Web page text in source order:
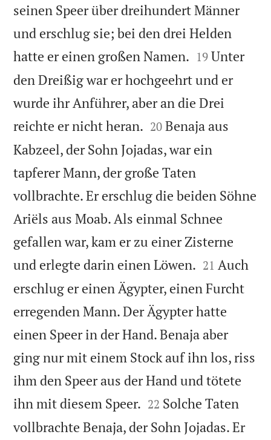
seinen Speer über dreihundert Männer
und erschlug sie; bei den drei Helden
hatte er einen großen Namen. 

19 Unter
den Dreißig war er hochgeehrt und er
wurde ihr Anführer, aber an die Drei
reichte er nicht heran. 

20 Benaja aus
Kabzeel, der Sohn Jojadas, war ein
tapferer Mann, der große Taten
vollbrachte. Er erschlug die beiden Söhne
Ariëls aus Moab. Als einmal Schnee
gefallen war, kam er zu einer Zisterne
und erlegte darin einen Löwen. 

21 Auch
erschlug er einen Ägypter, einen Furcht
erregenden Mann. Der Ägypter hatte
einen Speer in der Hand. Benaja aber
ging nur mit einem Stock auf ihn los, riss
ihm den Speer aus der Hand und tötete
ihn mit diesem Speer. 

22 Solche Taten
vollbrachte Benaja, der Sohn Jojadas. Er